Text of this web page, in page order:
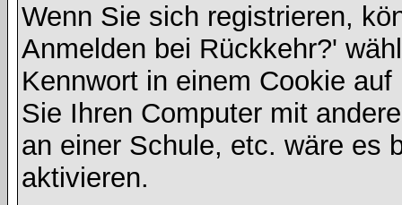
Wenn Sie sich registrieren,
Anmelden bei Rückkehr?'
Kennwort in einem Cookie
Sie Ihren Computer mit
an einer Schule, etc. wäre es
aktivieren.